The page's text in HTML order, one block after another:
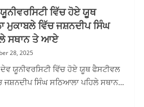
ਵਿੱਚ ਹੋਏ ਯੂਥ
ਮੁਕਾਬਲੇ ਵਿੱਚ ਜਸ਼ਨਦੀਪ ਸਿੰਘ
ਸਥਾਨ ਤੇ ਆਏ
28, 2025
ਯੂਨੀਵਰਸਿਟੀ ਵਿੱਚ ਹੋਏ ਯੂਥ ਫੈਸਟੀਵਲ
ਜਸ਼ਨਦੀਪ ਸਿੰਘ ਸਠਿਆਲਾ ਪਹਿਲੇ ਸਥਾਨ...